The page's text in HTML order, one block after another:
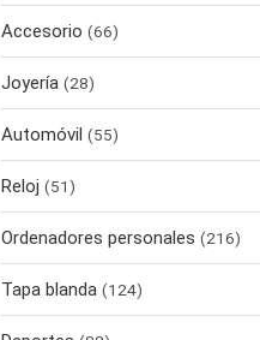
Accesorio (66)
Joyería (28)
Automóvil (55)
Reloj (51)
Ordenadores personales (216)
Tapa blanda (124)